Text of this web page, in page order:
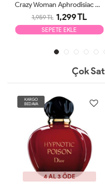
Crazy Woman Aphrodisiac EDP 100ml Kadın Parfüm
1,959 TL 1,299 TL
SEPETE EKLE
Çok
KARGO
BEDAVA
4 AL 3 ÖDE